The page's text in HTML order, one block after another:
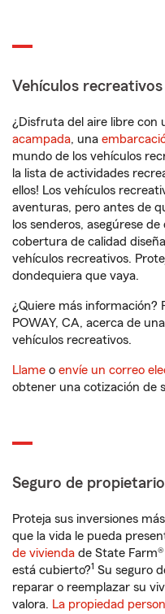
Vehículos recreativos
¿Disfruta del aire libre con
acampada, una
mundo de los vehículos
la lista de actividades
ellos! Los vehículos
aventuras, pero antes de
los senderos, asegúrese
cobertura de calidad
vehículos recreativos.
dondequiera que vaya.
¿Quiere más información?
POWAY, CA, acerca de
vehículos recreativos.
Llame o envíe un correo
obtener una cotización de
Seguro de
Proteja sus inversiones
que la vida le pueda
de vivienda de State
está cubierto?1 Su seguro
reparar o reemplazar su
valora. La propiedad